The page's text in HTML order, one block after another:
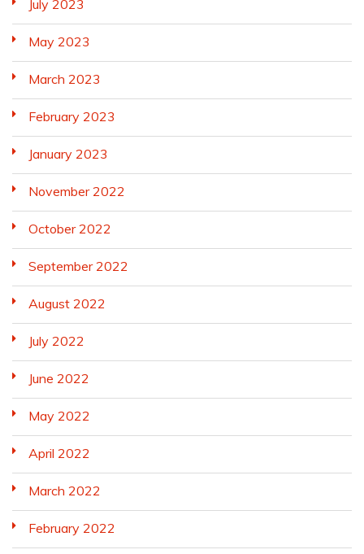
July 2023
May 2023
March 2023
February 2023
January 2023
November 2022
October 2022
September 2022
August 2022
July 2022
June 2022
May 2022
April 2022
March 2022
February 2022